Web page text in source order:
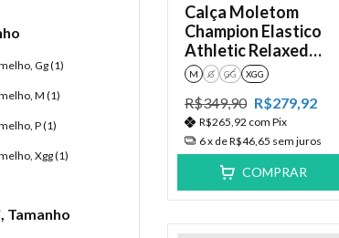
Gg (1)
M (1)
P (1)
Xgg (1)
Tamanho
Calça Moletom
Champion Elastico
Athletic Relaxed
Hem - Navy
M G GG XGG
R$349,90 R$279,92
R$265,92 com Pix
6x deR$46,65 sem juros
COMPRAR